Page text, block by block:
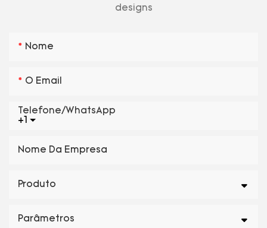
designs
Nome
O Email
+1
Telefone/WhatsApp
Nome Da Empresa
Produto
Parâmetros